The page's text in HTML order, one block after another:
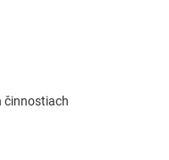
činnostiach